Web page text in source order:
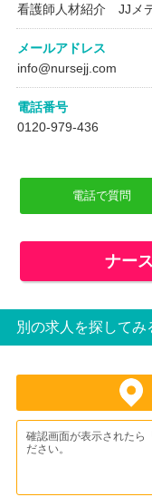
看護師人材紹介 JJメ
メールアドレス
info@nursejj.com
電話番号
0120-979-436
電話で質問
ナー
別の求人を探してみ
確認画面が表示されたら
ださい。